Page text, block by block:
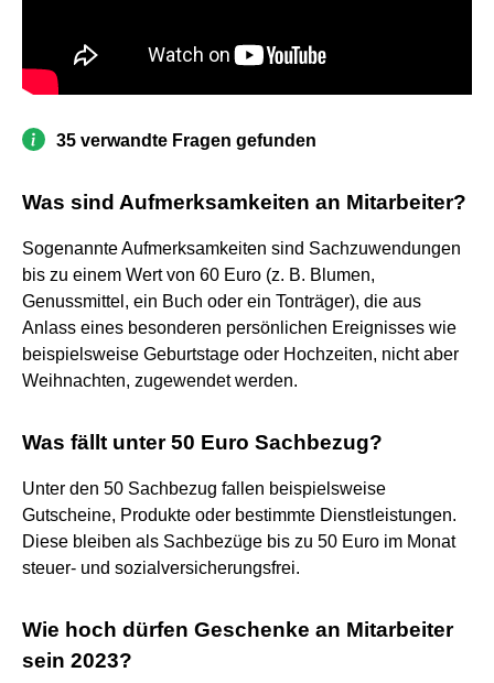
35 verwandte Fragen gefunden
Was sind Aufmerksamkeiten an Mitarbeiter?
Sogenannte Aufmerksamkeiten sind Sachzuwendungen
bis zu einem Wert von 60 Euro (z. B. Blumen,
Genussmittel, ein Buch oder ein Tonträger), die aus
Anlass eines besonderen persönlichen Ereignisses wie
beispielsweise Geburtstage oder Hochzeiten, nicht aber
Weihnachten, zugewendet werden.
Was fällt unter 50 Euro Sachbezug?
Unter den 50 Sachbezug fallen beispielsweise
Gutscheine, Produkte oder bestimmte Dienstleistungen.
Diese bleiben als Sachbezüge bis zu 50 Euro im Monat
steuer- und sozialversicherungsfrei.
Wie hoch dürfen Geschenke an Mitarbeiter
sein 2023?